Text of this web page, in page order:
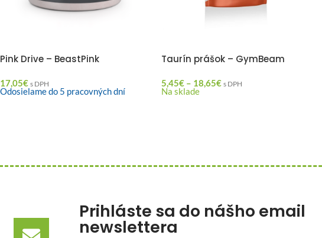
Pink Drive – BeastPink
17,05€ s DPH
Odosielame do 5 pracovných dní
Taurín prášok – GymBeam
5,45€ – 18,65€ s DPH
Na sklade
Prihláste sa do nášho email
newslettera